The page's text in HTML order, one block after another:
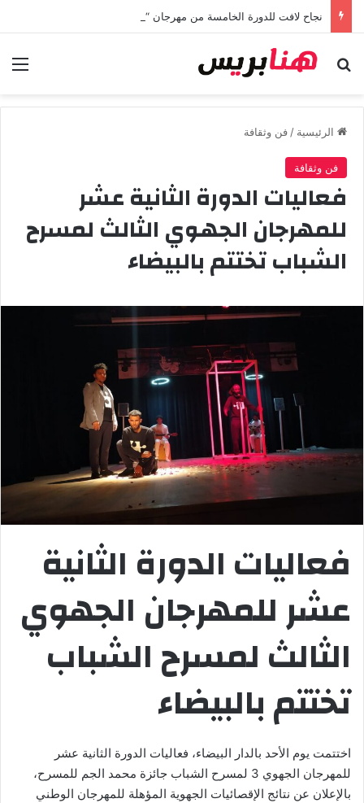
بحث عن
الرئيسية / فن وثقافة
فن وثقافة
فعاليات الدورة الثانية عشر
للمهرجان الجهوي الثالث لمسرح
الشباب تختتم بالبيضاء
فعاليات الدورة الثانية
عشر للمهرجان الجهوي
الثالث لمسرح الشباب
تختتم بالبيضاء
اختتمت يوم الأحد بالدار البيضاء، فعاليات الدورة الثانية عشر
للمهرجان الجهوي 3 لمسرح الشباب جائزة محمد الجم للمسرح،
بالإعلان عن نتائج الإقصائيات الجهوية المؤهلة للمهرجان الوطني